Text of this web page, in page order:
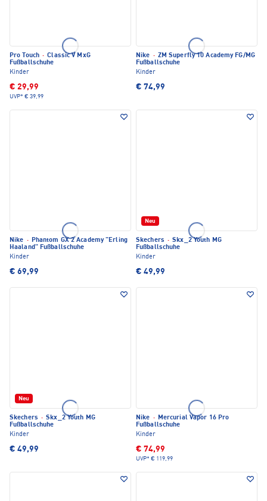
Pro Touch · Classic V MxG
Fußballschuhe
Kinder
€ 29,99
UVP* € 39,99
Nike · ZM Superfly 10 Academy FG/MG
Fußballschuhe
Kinder
€ 74,99
Nike · Phantom GX 2 Academy "Erling
Haaland" Fußballschuhe
Kinder
€ 69,99
Neu
Skechers · Skx_2 Youth MG
Fußballschuhe
Kinder
€ 49,99
Neu
Skechers · Skx_2 Youth MG
Fußballschuhe
Kinder
€ 49,99
Nike · Mercurial Vapor 16 Pro
Fußballschuhe
Kinder
€ 74,99
UVP* € 119,99